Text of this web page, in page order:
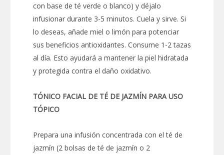
con base de té verde o blanco) y déjalo
infusionar durante 3-5 minutos. Cuela y sirve. Si
lo deseas, añade miel o limón para potenciar
sus beneficios antioxidantes. Consume 1-2 tazas
al día. Esto ayudará a mantener la piel hidratada
y protegida contra el daño oxidativo.
TÓNICO FACIAL DE TÉ DE JAZMÍN PARA USO
TÓPICO
Prepara una infusión concentrada con el té de
jazmín (2 bolsas de té de jazmín o 2